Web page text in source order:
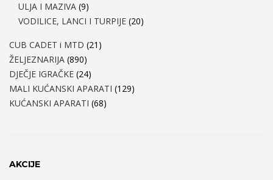
ULJA I MAZIVA (9)
VODILICE, LANCI I TURPIJE (20)
CUB CADET i MTD (21)
ŽELJEZNARIJA (890)
DJEČJE IGRAČKE (24)
MALI KUĆANSKI APARATI (129)
KUĆANSKI APARATI (68)
AKCIJE